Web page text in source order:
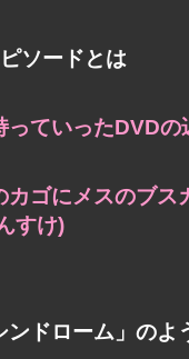
ソードとは
っていったDVD
カゴにメスのブス
すけ)
ンドローム」のよ